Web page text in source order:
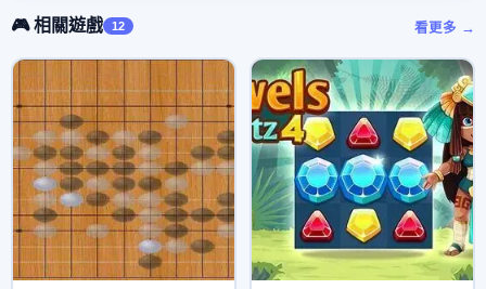
🎮 相關遊戲 12 看更多 →